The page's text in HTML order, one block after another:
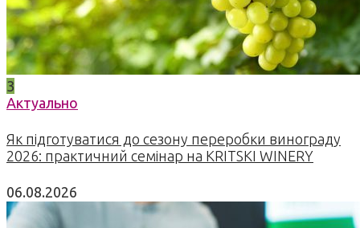
3
Актуально
Як підготуватися до сезону переробки винограду
2026: практичний семінар на KRITSKI WINERY
06.08.2026